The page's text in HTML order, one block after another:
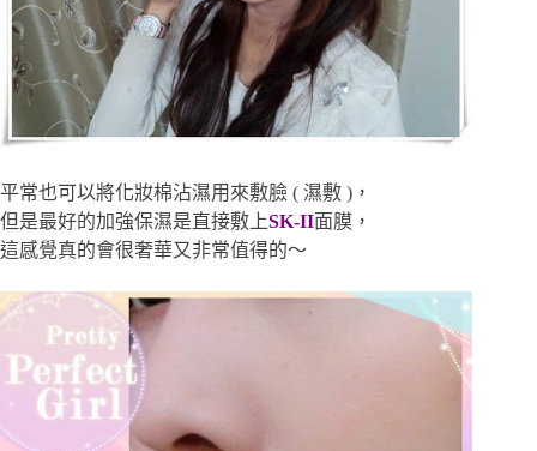
平常也可以將化妝棉沾濕用來敷臉 ( 濕敷 )，
但是最好的加強保濕是直接敷上SK-II面膜，
這感覺真的會很奢華又非常值得的～